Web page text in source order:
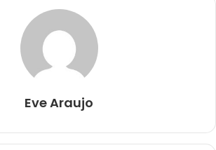
Eve Araujo